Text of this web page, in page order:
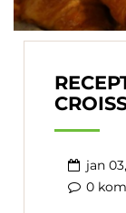
jan
0